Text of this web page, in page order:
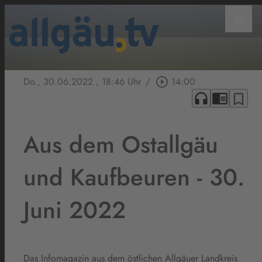
Do., 30.06.2022 , 18:46 Uhr / play_circle_outline 14:00
headphones chrome_reader_mode bookmark_border
Aus dem Ostallgäu
und Kaufbeuren - 30.
Juni 2022
Das Infomagazin aus dem östlichen Allgäuer Landkreis